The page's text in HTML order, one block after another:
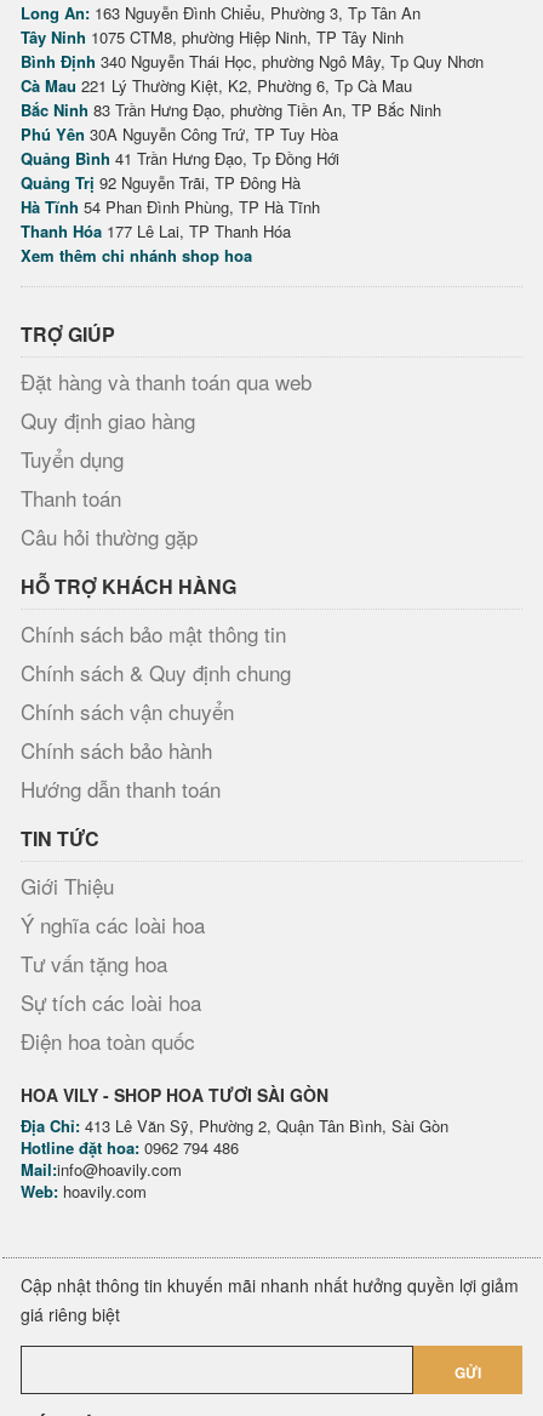
Long An: 163 Nguyễn Đình Chiểu, Phường 3, Tp Tân An
Tây Ninh 1075 CTM8, phường Hiệp Ninh, TP Tây Ninh
Bình Định 340 Nguyễn Thái Học, phường Ngô Mây, Tp Quy Nhơn
Cà Mau 221 Lý Thường Kiệt, K2, Phường 6, Tp Cà Mau
Bắc Ninh 83 Trần Hưng Đạo, phường Tiền An, TP Bắc Ninh
Phú Yên 30A Nguyễn Công Trứ, TP Tuy Hòa
Quảng Bình 41 Trần Hưng Đạo, Tp Đồng Hới
Quảng Trị 92 Nguyễn Trãi, TP Đông Hà
Hà Tĩnh 54 Phan Đình Phùng, TP Hà Tĩnh
Thanh Hóa 177 Lê Lai, TP Thanh Hóa
Xem thêm chi nhánh shop hoa
TRỢ GIÚP
Đặt hàng và thanh toán qua web
Quy định giao hàng
Tuyển dụng
Thanh toán
Câu hỏi thường gặp
HỖ TRỢ KHÁCH HÀNG
Chính sách bảo mật thông tin
Chính sách & Quy định chung
Chính sách vận chuyển
Chính sách bảo hành
Hướng dẫn thanh toán
TIN TỨC
Giới Thiệu
Ý nghĩa các loài hoa
Tư vấn tặng hoa
Sự tích các loài hoa
Điện hoa toàn quốc
HOA VILY - SHOP HOA TƯƠI SÀI GÒN
Địa Chỉ: 413 Lê Văn Sỹ, Phường 2, Quận Tân Bình, Sài Gòn
Hotline đặt hoa: 0962 794 486
Mail:info@hoavily.com
Web: hoavily.com
Cập nhật thông tin khuyến mãi nhanh nhất hưởng quyền lợi giảm
giá riêng biệt
GỬI